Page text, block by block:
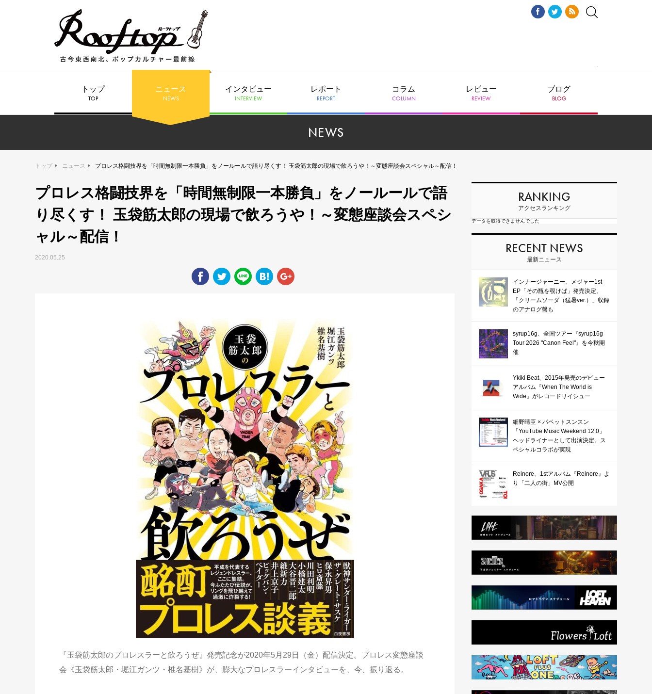
トップ
TOP
ニュース
NEWS
インタビュー
INTERVIEW
レポート
REPORT
コラム
COLUMN
レビュー
REVIEW
ブログ
BLOG
NEWS
トップ ニュース プロレス格闘技界を「時間無制限一本勝負」をノールールで語り尽くす！ 玉袋筋太郎の現場で飲ろうや！～変態座談会スペシャル～配信！
プロレス格闘技界を「時間無制限一本勝負」をノールールで語
り尽くす！ 玉袋筋太郎の現場で飲ろうや！～変態座談会スペシ
ャル～配信！
2020.05.25
『玉袋筋太郎のプロレスラーと飲ろうぜ』発売記念が2020年5月29日（金）配信決定。プロレス変態座談
会《玉袋筋太郎・堀江ガンツ・椎名基樹》が、膨大なプロレスラーインタビューを、今、振り返る。
RANKING
アクセスランキング
データを取得できませんでした
RECENT NEWS
最新ニュース
インナージャーニー、メジャー1st
EP「その瓶を覗けば」発売決定。
「クリームソーダ（猛暑ver.）」収録
のアナログ盤も
syrup16g、全国ツアー『syrup16g
Tour 2026 "Canon Feel"』を今秋開
催
Ykiki Beat、2015年発売のデビュー
アルバム『When The World is
Wide』がレコードリイシュー
細野晴臣 × パペットスンスン
「YouTube Music Weekend 12.0」
ヘッドライナーとして出演決定。ス
ペシャルコラボが実現
Reinore、1stアルバム『Reinore』よ
り「二人の街」MV公開